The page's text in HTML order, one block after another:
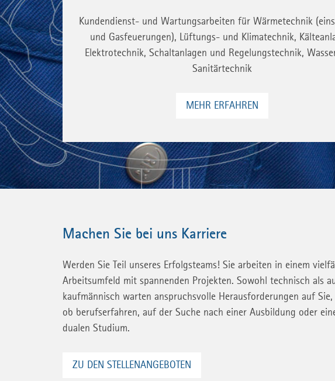
Kundendienst- und Wartungsarbeiten für Wärmetechnik
und Gasfeuerungen), Lüftungs- und Klimatechnik,
Elektrotechnik, Schaltanlagen und Regelungstechnik,
Sanitärtechnik
MEHR ERFAHREN
Machen Sie bei uns Karriere
Werden Sie Teil unseres Erfolgsteams! Sie arbeiten in einem
Arbeitsumfeld mit spannenden Projekten. Sowohl technisch als
kaufmännisch warten anspruchsvolle Herausforderungen auf Sie,
ob berufserfahren, auf der Suche nach einer Ausbildung oder
dualen Studium.
ZU DEN STELLENANGEBOTEN